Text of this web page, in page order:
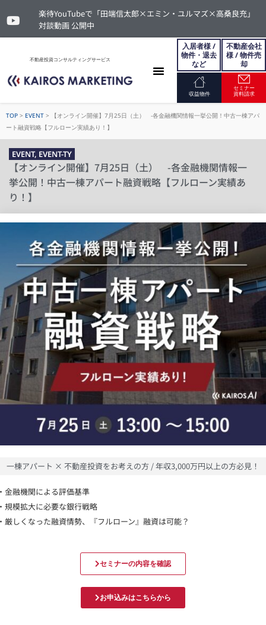
楽待YouTubeで「田端信太郎×エミン・ユルマズ×高桑良充」
対談動画 公開中
不動産投資コンサルティングサービス
入居者様 /
物件・退去
など
不動産会社
様 / 物件売
却
収益物件
セミナー
資料請求
TOP > EVENT >
【オンライン開催】7月25日（土） -各金融機関情報一挙公開！中古一棟アパ
ート融資戦略【フルローン実績あり！】
EVENT, EVENT-TY
【オンライン開催】7月25日（土） -各金融機関情報一
挙公開！中古一棟アパート融資戦略【フルローン実績あ
り！】
一棟アパート × 不動産投資をお考えの方 / 年収3,000万円以上の方必見！
金融機関による評価基準
規模拡大に必要な銀行戦略
厳しくなった融資情勢、『フルローン』融資は可能？
セミナーの内容を確認
お申込みはこちらから